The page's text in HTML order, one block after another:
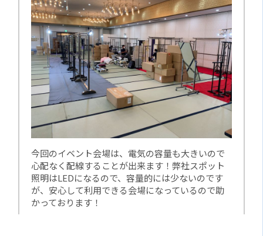
今回のイベント会場は、電気の容量も大きいので
心配なく配線することが出来ます！弊社スポット
照明はLEDになるので、容量的には少ないのです
が、安心して利用できる会場になっているので助
かっております！